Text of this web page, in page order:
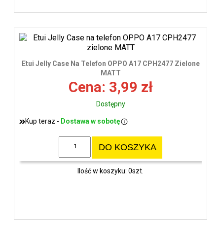
Etui Jelly Case Na Telefon OPPO A17 CPH2477 Zielone
MATT
Cena: 3,99 zł
Dostępny
Kup teraz - Dostawa w sobotę
DO KOSZYKA
Ilość w koszyku: 0szt.